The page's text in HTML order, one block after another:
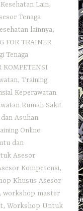
Lain,
Tenaga
lainnya,
FOR TRAINER
Tenaga
KOMPETENSI
,Training
Keperawatan
Rumah Sakit
Asuhan
Online
dan
Asesor
Kompetensi,
Khusus Asesor
,workshop master
,Workshop Untuk